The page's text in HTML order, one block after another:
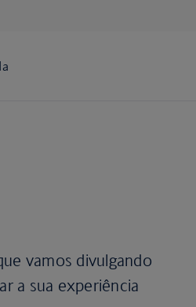
vamos divulgando
a sua experiência